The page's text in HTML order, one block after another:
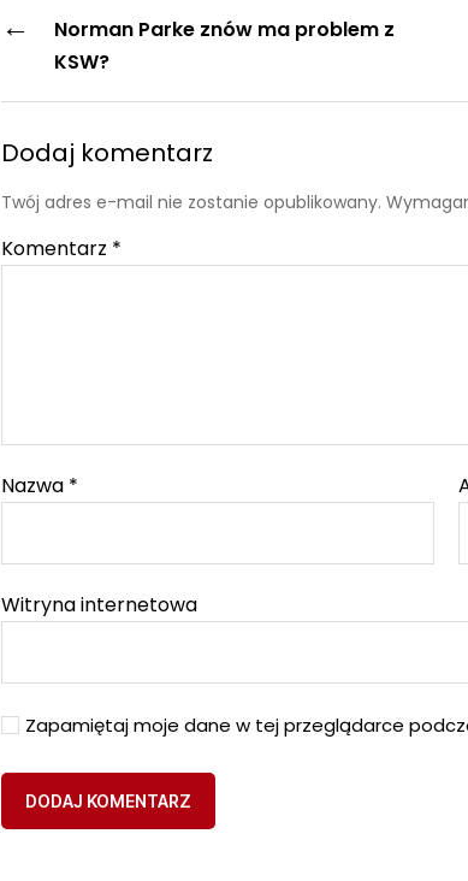
←
Norman Parke znów ma problem z
KSW?
Dodaj komentarz
Twój adres e-mail nie zostanie opublikowany.
Komentarz *
Nazwa *
Witryna internetowa
Zapamiętaj moje dane w tej przeglądarce